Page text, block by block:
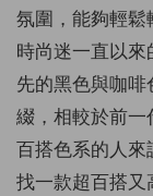
氛圍，能夠輕
時尚迷一直以
先的黑色與咖
綴，相較於前
百搭色系的人
找一款超百搭